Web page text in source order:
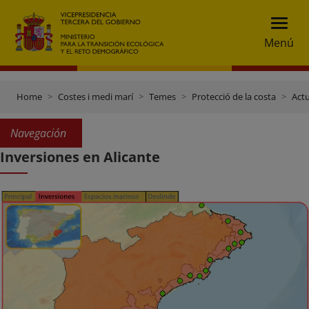
Menú
Home Costes i medi marí Temes Protecció de la costa
Navegación
Inversiones en Alicante